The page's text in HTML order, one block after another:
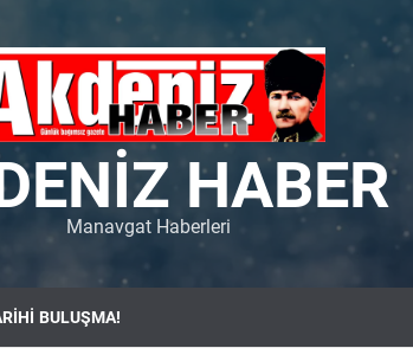
HABER
Manavgat Haberleri
BULUŞMA!